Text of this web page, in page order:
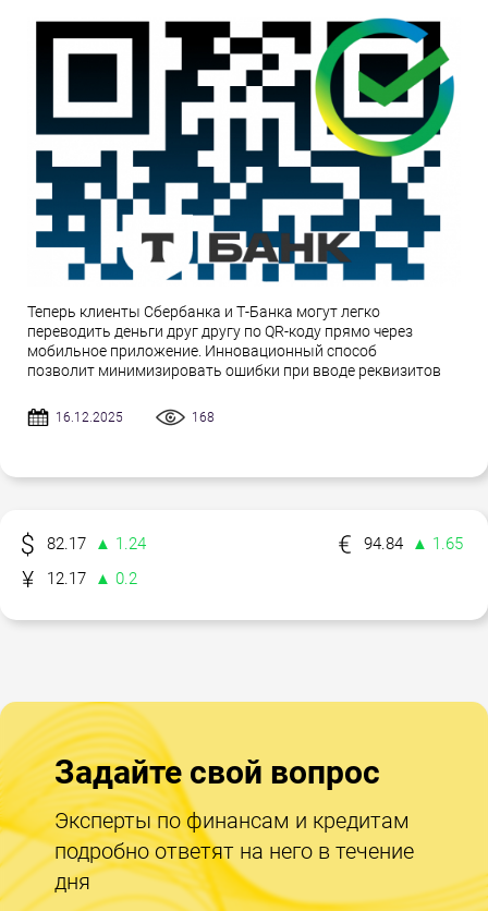
Теперь клиенты Сбербанка и Т-Банка могут легко
переводить деньги друг другу по QR-коду прямо через
мобильное приложение. Инновационный способ
позволит минимизировать ошибки при вводе реквизитов
16.12.2025 168
82.17 ▲ 1.24 94.84
▲ 1.65
12.17
▲ 0.2
Задайте свой вопрос
Эксперты по финансам и кредитам
подробно ответят на него в течение
дня